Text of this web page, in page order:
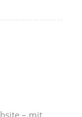
– mit